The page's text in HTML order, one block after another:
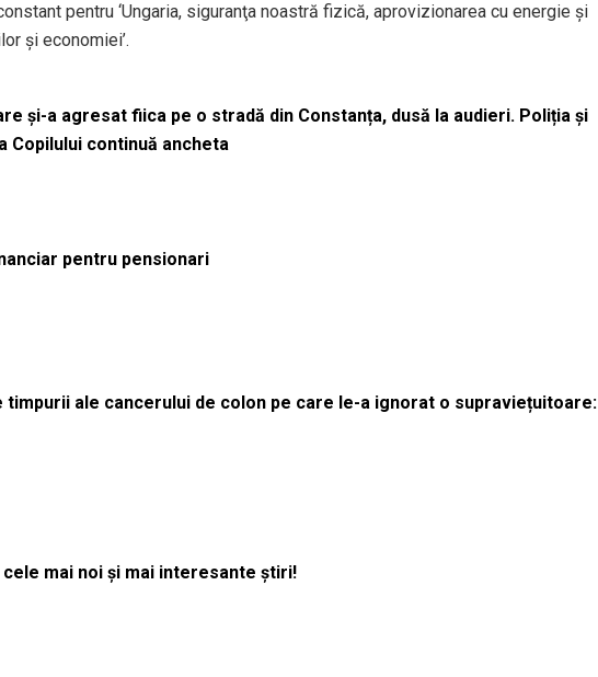
pentru ‘Ungaria, siguranţa noastră fizică, aprovizionarea cu energie şi
şi economiei’.
și-a agresat fiica pe o stradă din Constanța, dusă la audieri. Poliția și
Copilului continuă ancheta
pentru pensionari
timpurii ale cancerului de colon pe care le-a ignorat o supraviețuitoare:
cele mai noi și mai interesante știri!